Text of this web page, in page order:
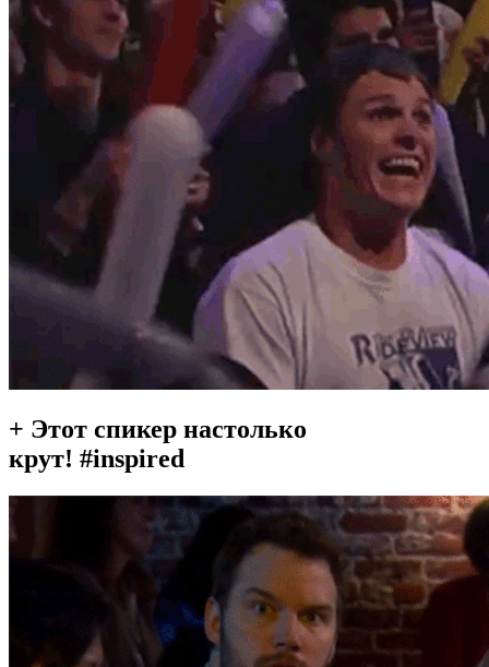
+ Этот спикер настолько
крут! #inspired